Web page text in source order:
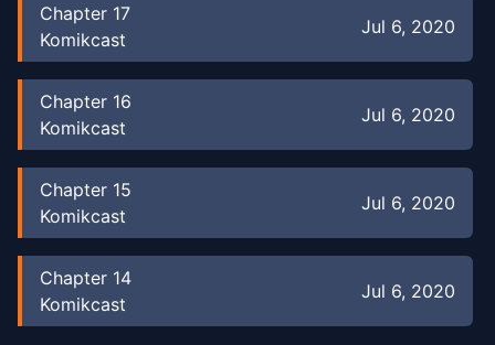
Chapter 17
Komikcast
Jul 6, 2020
Chapter 16
Komikcast
Jul 6, 2020
Chapter 15
Komikcast
Jul 6, 2020
Chapter 14
Komikcast
Jul 6, 2020